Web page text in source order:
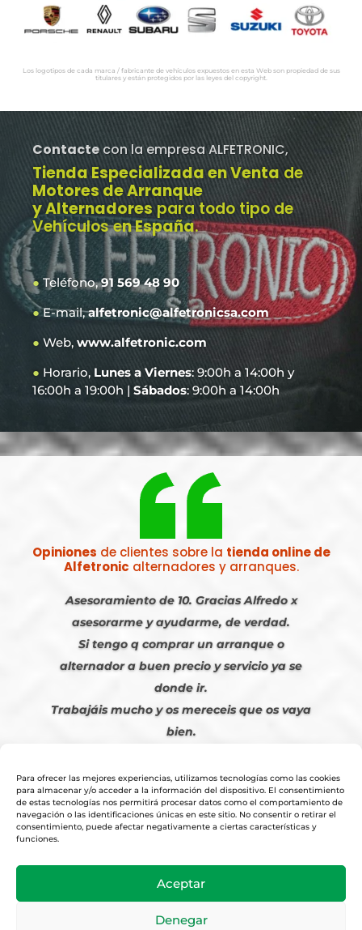
Para ofrecer las mejores experiencias, utilizamos tecnologías como las cookies
para almacenar y/o acceder a la información del dispositivo. El consentimiento
de estas tecnologías nos permitirá procesar datos como el comportamiento de
navegación o las identificaciones únicas en este sitio. No consentir o retirar el
consentimiento, puede afectar negativamente a ciertas características y
funciones.
Aceptar
Denegar
Los logotipos de cada marca / fabricante de vehículos expuestos en esta Web son propiedad de sus
titulares y están protegidos por las leyes del copyright.
Contacte con la empresa ALFETRONIC,
Tienda Especializada en Venta de
Motores de Arranque
y Alternadores para todo tipo de
Vehículos en España.
●Teléfono,91 569 48 90
●E-mail,alfetronic@alfetronicsa.com
● Web, www.alfetronic.com
● Horario, Lunes a Viernes: 9:00h a 14:00h y
16:00h a 19:00h | Sábados: 9:00h a 14:00h
Opiniones de clientes sobre la tienda online de
Alfetronic alternadores y arranques.
Asesoramiento de 10. Gracias Alfredo x
asesorarme y ayudarme, de verdad.
Si tengo q comprar un arranque o
alternador a buen precio y servicio ya se
donde ir.
Trabajáis mucho y os mereceis que os vaya
bien.
Condiciones Venta Online
Diseño y Posicionamiento Web,Agencia web-espana.es